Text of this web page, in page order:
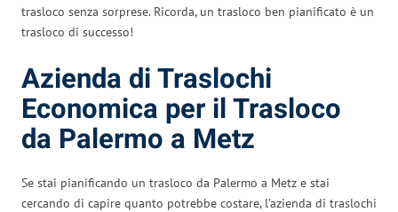
trasloco senza sorprese. Ricorda, un trasloco ben pianificato è un
trasloco di successo!
Azienda di Traslochi
Economica per il Trasloco
da Palermo a Metz
Se stai pianificando un trasloco da Palermo a Metz e stai
cercando di capire quanto potrebbe costare, l’azienda di traslochi